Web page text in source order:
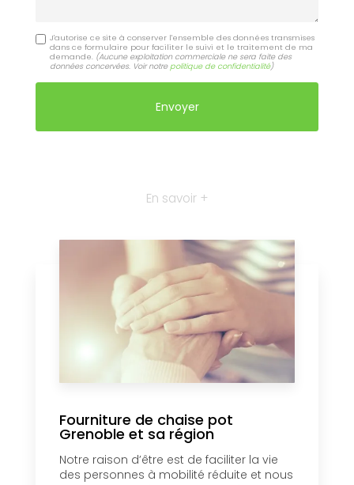
J'autorise ce site à conserver l'ensemble des données transmises
dans ce formulaire pour faciliter le suivi et le traitement de ma
demande. (Aucune exploitation commerciale ne sera faite des
données concervées. Voir notre politique de confidentialité)
En savoir +
Fourniture de chaise pot
Grenoble et sa région
Notre raison d’être est de faciliter la vie
des personnes à mobilité réduite et nous